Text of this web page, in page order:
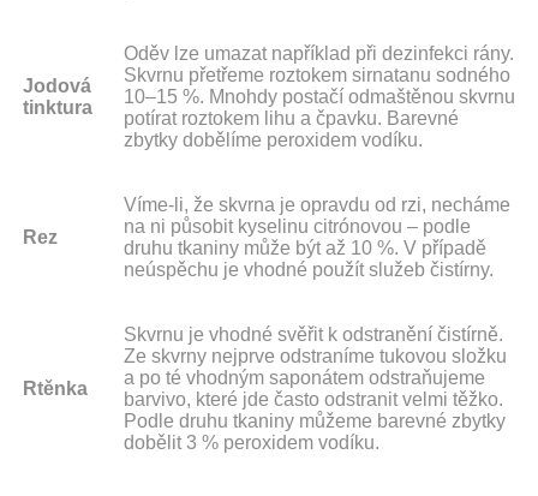
Jodová
tinktura
Oděv lze umazat například při dezinfekci rány.
Skvrnu přetřeme roztokem sirnatanu sodného
10–15 %. Mnohdy postačí odmaštěnou skvrnu
potírat roztokem lihu a čpavku. Barevné
zbytky dobělíme peroxidem vodíku.
Rez
Víme-li, že skvrna je opravdu od rzi, necháme
na ni působit kyselinu citrónovou – podle
druhu tkaniny může být až 10 %. V případě
neúspěchu je vhodné použít služeb čistírny.
Rtěnka
Skvrnu je vhodné svěřit k odstranění čistírně.
Ze skvrny nejprve odstraníme tukovou složku
a po té vhodným saponátem odstraňujeme
barvivo, které jde často odstranit velmi těžko.
Podle druhu tkaniny můžeme barevné zbytky
dobělit 3 % peroxidem vodíku.